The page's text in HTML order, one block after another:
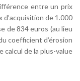
entre un prix
d’acquisition de 1.000
de 834 euros (au lieu
coefficient d’érosion
calcul de la plus-value